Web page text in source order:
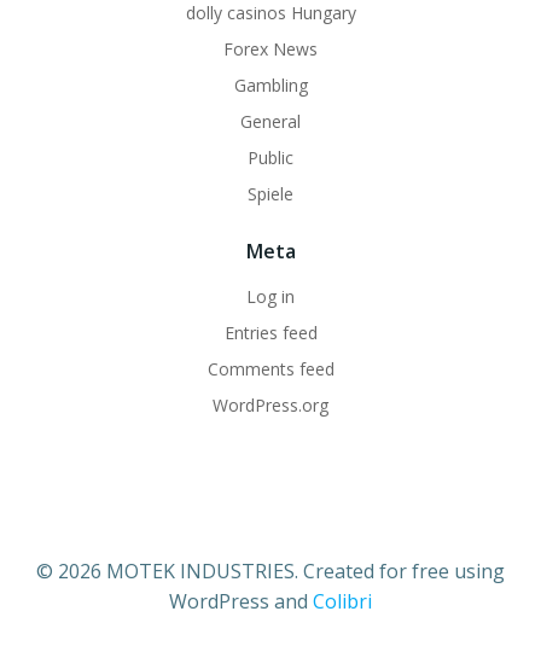
dolly casinos Hungary
Forex News
Gambling
General
Public
Spiele
Meta
Log in
Entries feed
Comments feed
WordPress.org
© 2026 MOTEK INDUSTRIES. Created for free using
WordPress and Colibri